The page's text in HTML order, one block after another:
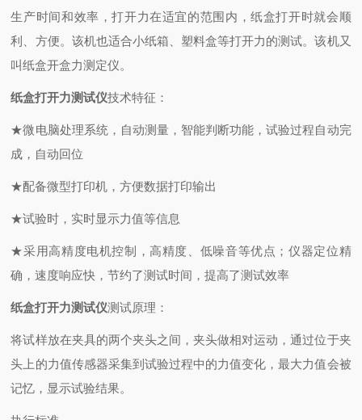
生产时间和效率，打开力在适宜的范围内，纸盒打开时就会顺
利、方便。该机也适合小纸箱、塑料盒等打开力的测试。该机又
叫纸盒开盒力测定仪。
纸盒打开力测试仪技术特征：
★微电脑处理系统，自动测量，智能判断功能，试验过程自动完
成，自动回位
★配备微型打印机，方便数据打印输出
★试验时，实时显示力值等信息
★采用高精度电机控制，高精度、低噪音等优点；仪器定位精
确，速度响应快，节约了测试时间，提高了测试效率
纸盒打开力测试仪测试原理：
将试样放在夹具的两个夹头之间，夹头做相对运动，通过位于夹
头上的力值传感器采集到试验过程中的力值变化，最大力值会被
记忆，显示试验结果。